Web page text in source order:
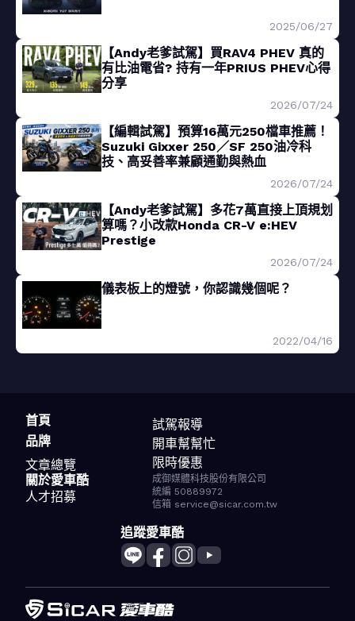
2025/06/27
【Andy老爹試駕】買RAV4 PHEV 真的
有比油電省? 持有一年PRIUS PHEV心得
分享
2026/07/24
【編輯試駕】預算16萬元250檔車推薦！
Suzuki Gixxer 250／SF 250油冷科
技、高妥善率兼顧通勤與熱血
2026/07/24
【Andy老爹試駕】多花7萬直接上頂規划
算嗎？小改款Honda CR-V e:HEV
Prestige
2026/07/24
儀表板上的燈號，你認識幾個呢？
2022/04/16
首頁
品牌
文章總覽
試駕報導
開車幫幫忙
限時優惠
關於愛車酷
人才招募
成御媒體科技股份有限公司
統編 50889972
信箱 service@sicar.com.tw
追蹤愛車酷